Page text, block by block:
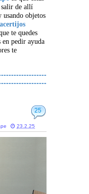
salir de allí
usando objetos
acertijos
te quedes
en pedir ayuda
te
25
23.2.25